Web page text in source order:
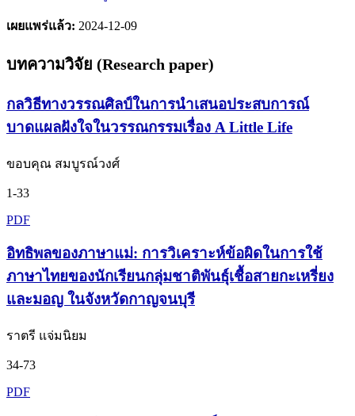
เผยแพร่แล้ว: 2024-12-09
บทความวิจัย (Research paper)
กลวิธีทางวรรณศิลป์ในการนำเสนอประสบการณ์
บาดแผลฝังใจในวรรณกรรมเรื่อง A Little Life
ขอบคุณ สมบูรณ์วงศ์
1-33
PDF
อิทธิพลของภาษาแม่: การวิเคราะห์ข้อผิดในการใช้
ภาษาไทยของนักเรียนกลุ่มชาติพันธุ์เชื้อสายกะเหรี่ยง
และมอญ ในจังหวัดกาญจนบุรี
ราตรี แจ่มนิยม
34-73
PDF